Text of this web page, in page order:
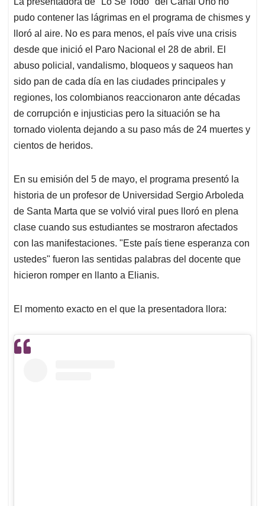
s
A
p
p
b
o
o
k
e
d
I
n
l
a
d
s
pudo contener las lágrimas en el programa de chismes y
lloró al aire. No es para menos, el país vive una crisis
desde que inició el Paro Nacional el 28 de abril. El
abuso policial, vandalismo, bloqueos y saqueos han
sido pan de cada día en las ciudades principales y
regiones, los colombianos reaccionaron ante décadas
de corrupción e injusticias pero la situación se ha
tornado violenta dejando a su paso más de 24 muertes y
cientos de heridos.
En su emisión del 5 de mayo, el programa presentó la
historia de un profesor de Universidad Sergio Arboleda
de Santa Marta que se volvió viral pues lloró en plena
clase cuando sus estudiantes se mostraron afectados
con las manifestaciones. "Este país tiene esperanza con
ustedes" fueron las sentidas palabras del docente que
hicieron romper en llanto a Elianis.
El momento exacto en el que la presentadora llora: